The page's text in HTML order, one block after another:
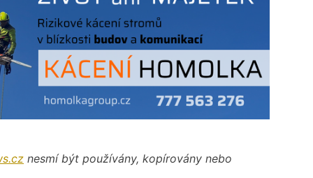
nesmí být používány, kopírovány nebo